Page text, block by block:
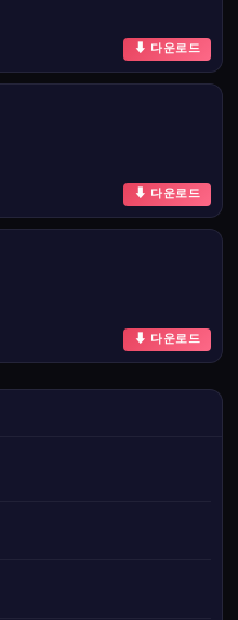
⬇ 다운로드
⬇ 다운로드
⬇ 다운로드